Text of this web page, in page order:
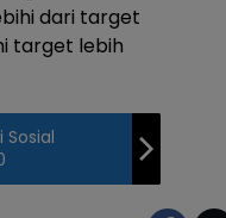
dari target
target lebih